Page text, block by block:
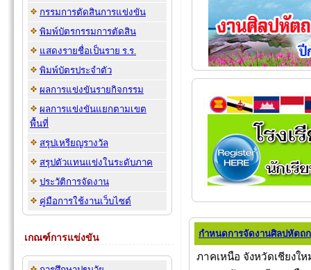
กรรมการตัดสินการแข่งขัน
พิมพ์บัตรกรรมการตัดสิน
แสดงรายชื่อเป็นราย ร.ร.
พิมพ์บัตรประจำตัว
ผลการแข่งขันรายกิจกรรม
ผลการแข่งขันแยกตามเขต
พื้นที่
สรุปเหรียญรางวัล
สรุปตัวแทนแข่งในระดับภาค
ประวัติการจัดงาน
คู่มือการใช้งานเว็บไซต์
เกณฑ์การแข่งขัน กำหนดการจัดงานศิลปหัตถ
ภาคเหนือ จังหวัดเชียงใ